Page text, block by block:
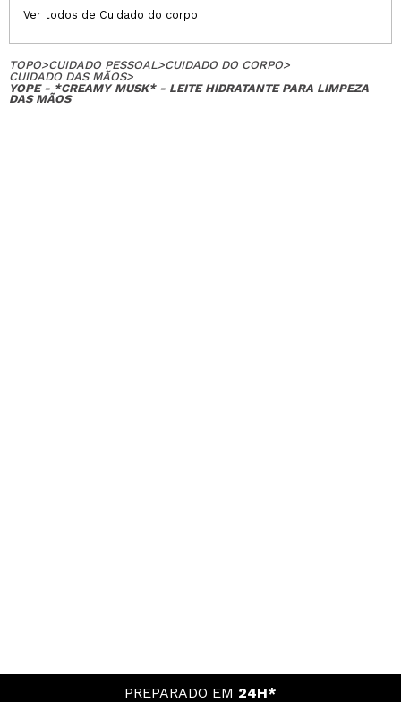
Ver todos de Cuidado do corpo
TOPO>CUIDADO PESSOAL>CUIDADO DO CORPO>
CUIDADO DAS MÃOS>
YOPE - *CREAMY MUSK* - LEITE HIDRATANTE PARA LIMPEZA
DAS MÃOS
PREPARADO EM 24H*